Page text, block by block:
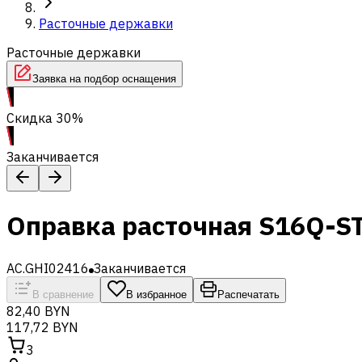
Расточные державки
Расточные державки
Заявка на подбор оснащения
Скидка 30%
Заканчивается
Оправка расточная S16Q-
AC.GHI02416 Заканчивается
В сравнение В избранное Распечатать
82,40 BYN
117,72 BYN
3